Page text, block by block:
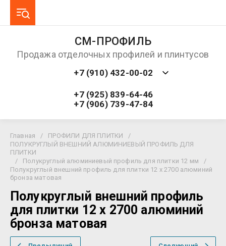
СМ-ПРОФИЛЬ
Продажа отделочных профилей и плинтусов
+7 (910) 432-00-02
+7 (925) 839-64-46
+7 (906) 739-47-84
Главная / ПРОФИЛИ ДЛЯ ПЛИТКИ
/
ПОЛУКРУГЛЫЙ ВНЕШНИЙ АЛЮМИНИЕВЫЙ ПРОФИЛЬ ДЛЯ
ПЛИТКИ
/
Полукруглый алюминиевый профиль для плитки 12 мм
/
Полукруглый внешний профиль для плитки 12 х 2700 алюминий
бронза матовая
Полукруглый внешний профиль
для плитки 12 х 2700 алюминий
бронза матовая